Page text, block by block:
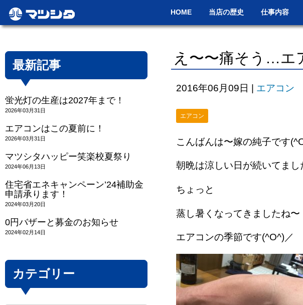
HOME 当店の歴史 仕事内容
え〜〜痛そう…エ
2016年06月09日 エアコン
エアコン
こんばんは〜嫁の純子です
朝晩は涼しい日が続いてまし
ちょっと
蒸し暑くなってきましたね〜
エアコンの季節です(^O^)／
最新記事
蛍光灯の生産は2027年まで！
2026年03月31日
エアコンはこの夏前に！
2026年03月31日
マツシタハッピー笑楽校夏祭り
2024年06月13日
住宅省エネキャンペーン’24補助金
申請承ります！
2024年03月20日
0円バザーと募金のお知らせ
2024年02月14日
カテゴリー